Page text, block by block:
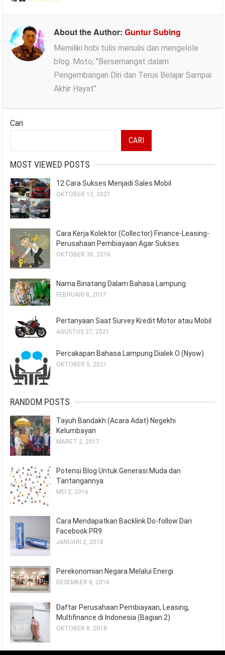
About the Author:Guntur Subing
Memiliki hobi tulis menulis dan mengelola
blog. Moto; "Bersemangat dalam
Pengembangan Diri dan Terus Belajar Sampai
Akhir Hayat"
Cari
CARI
MOST VIEWED POSTS
12 Cara Sukses Menjadi Sales Mobil
OKTOBER 12, 2021
Cara Kerja Kolektor (Collector) Finance-Leasing-
Perusahaan Pembiayaan Agar Sukses
OKTOBER 30, 2016
Nama Binatang Dalam Bahasa Lampung
FEBRUARI 8, 2017
Pertanyaan Saat Survey Kredit Motor atau Mobil
AGUSTUS 27, 2021
Percakapan Bahasa Lampung Dialek O (Nyow)
OKTOBER 5, 2021
RANDOM POSTS
Tayuh Bandakh (Acara Adat) Negekhi
Kelumbayan
MARET 2, 2017
Potensi Blog Untuk Generasi Muda dan
Tantangannya
MEI 2, 2016
Cara Mendapatkan Backlink Do-follow Dari
Facebook PR9
JANUARI 2, 2018
Perekonomian Negara Melalui Energi
DESEMBER 8, 2016
Daftar Perusahaan Pembiayaan, Leasing,
Multifinance di Indonesia (Bagian 2)
OKTOBER 8, 2018